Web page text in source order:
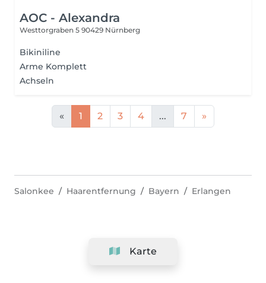
AOC - Alexandra
Westtorgraben 5 90429 Nürnberg
Bikiniline
Arme Komplett
Achseln
« 1 2 3 4 ... 7 »
Karte
Salonkee Haarentfernung Bayern Erlangen